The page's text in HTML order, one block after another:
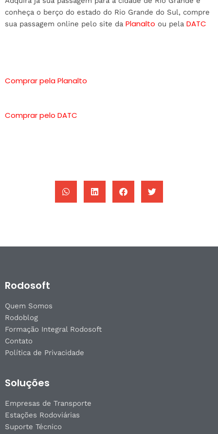
conheça o berço do estado do Rio Grande do Sul, compre
sua passagem online pelo site da Planalto ou pela DATC
Comprar pela Planalto
Comprar pelo DATC
Rodosoft
Quem Somos
Rodoblog
Formação Integral Rodosoft
Contato
Política de Privacidade
Soluções
Empresas de Transporte
Estações Rodoviárias
Suporte Técnico